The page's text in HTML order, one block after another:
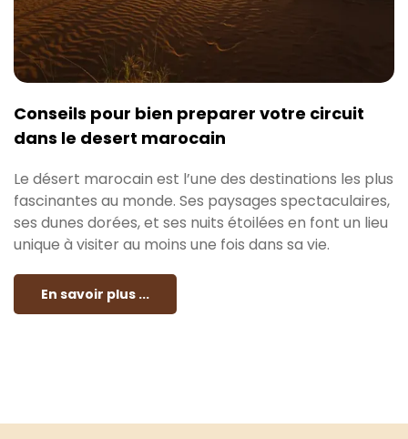
Conseils pour bien preparer votre circuit
dans le desert marocain
Le désert marocain est l’une des destinations les plus
fascinantes au monde. Ses paysages spectaculaires,
ses dunes dorées, et ses nuits étoilées en font un lieu
unique à visiter au moins une fois dans sa vie.
En savoir plus ...